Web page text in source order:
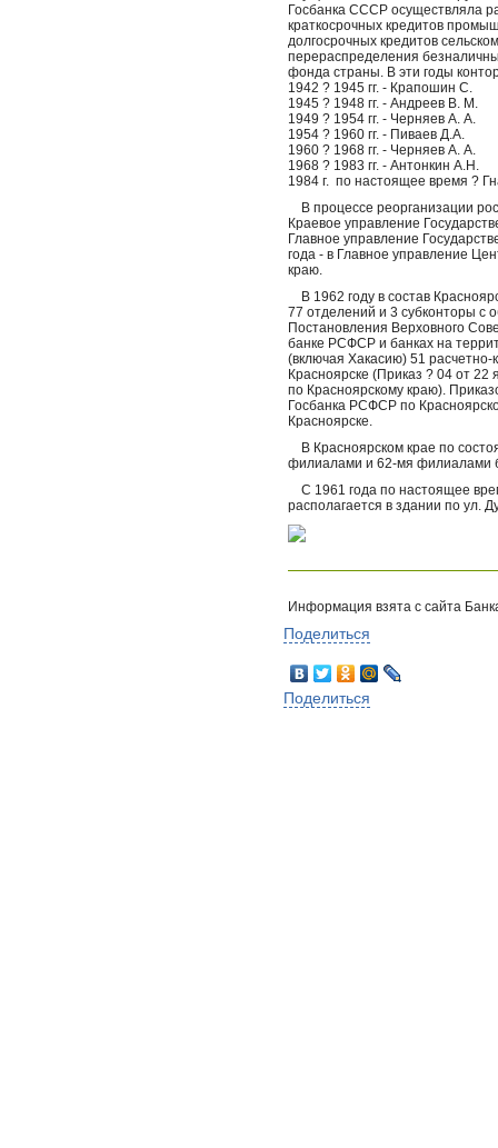
Госбанка СССР осуществляла
краткосрочных кредитов
долгосрочных кредитов
перераспределения
фонда страны. В эти годы
1942 ? 1945 гг. - Крапошин С.
1945 ? 1948 гг. - Андреев В. М.
1949 ? 1954 гг. - Черняев А. А.
1954 ? 1960 гг. - Пиваев Д.А.
1960 ? 1968 гг. - Черняев А. А.
1968 ? 1983 гг. - Антонкин А.Н.
1984 г. по настоящее время ?
В процессе реорганизации
Краевое управление
Главное управление
года - в Главное управление
краю.
В 1962 году в состав
77 отделений и 3 субконторы с
Постановления Верховного
банке РСФСР и банках на
(включая Хакасию) 51 расчетно-
Красноярске (Приказ ? 04 от
по Красноярскому краю).
Госбанка РСФСР по
Красноярске.
В Красноярском крае по
филиалами и 62-мя филиалами
С 1961 года по настоящее
располагается в здании по ул.
Информация взята с сайта
Поделиться
Поделиться